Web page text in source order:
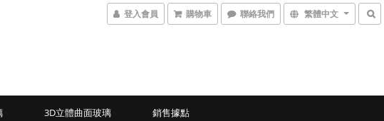
登入會員 購物車 聯絡我們 繁體中文
3D立體曲面玻璃 銷售據點